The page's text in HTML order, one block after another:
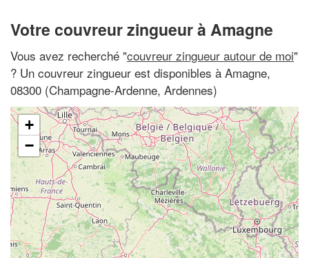
Votre couvreur zingueur à Amagne
Vous avez recherché "couvreur zingueur autour de moi"
? Un couvreur zingueur est disponibles à Amagne,
08300 (Champagne-Ardenne, Ardennes)
+
−